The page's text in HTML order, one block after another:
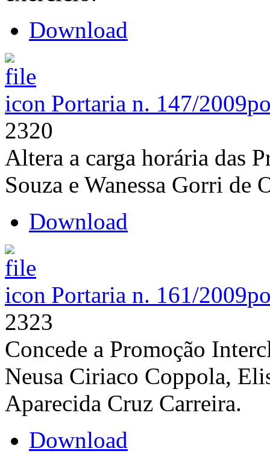
Download
Portaria n. 147/2009
2320
Altera a carga horária das
Souza e Wanessa Gorri de
Download
Portaria n. 161/2009
2323
Concede a Promoção
Neusa Ciriaco Coppola,
Aparecida Cruz Carreira.
Download